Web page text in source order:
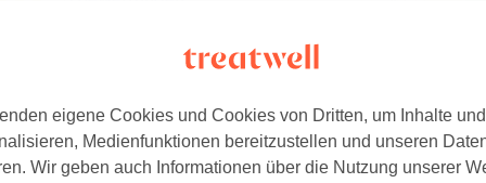
Minute und Nebenzeiten
ab 98,10 €
Spare bis zu 10%
eigene Cookies und Cookies von Dritten, um Inhalte
Medienfunktionen bereitzustellen und unseren
Wir geben auch Informationen über die Nutzung unserer